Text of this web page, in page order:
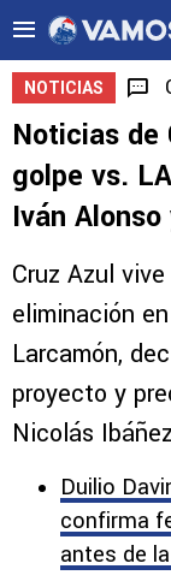
NOTICIAS
Noticias de
golpe vs.
Iván
Cruz Azul
eliminación
Larcamón,
proyecto y
Nicolás
Duilio
confirma
antes de